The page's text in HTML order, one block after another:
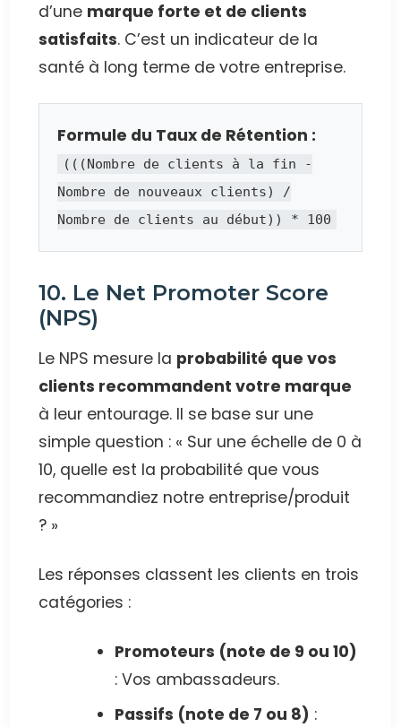
d’une marque forte et de clients
satisfaits. C’est un indicateur de la
santé à long terme de votre entreprise.
Formule du Taux de Rétention :
(((Nombre de clients à la fin -
Nombre de nouveaux clients) /
Nombre de clients au début)) * 100
10. Le Net Promoter Score
(NPS)
Le NPS mesure la probabilité que vos
clients recommandent votre marque
à leur entourage. Il se base sur une
simple question : « Sur une échelle de 0 à
10, quelle est la probabilité que vous
recommandiez notre entreprise/produit
? »
Les réponses classent les clients en trois
catégories :
Promoteurs (note de 9 ou 10)
: Vos ambassadeurs.
Passifs (note de 7 ou 8) :